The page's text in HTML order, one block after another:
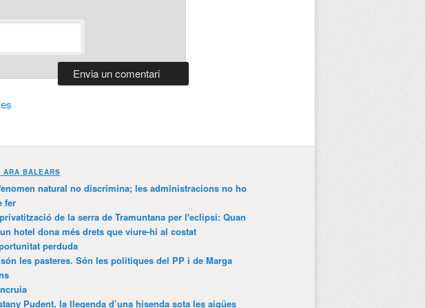
ARA BALEARS
natural no discrimina; les administracions no ho
fer
de la serra de Tramuntana per l'eclipsi: Quan
hotel dona més drets que viure-hi al costat
perduda
les pasteres. Són les polítiques del PP i de Marga
Pudent, la llegenda d’una hisenda sota les aigües